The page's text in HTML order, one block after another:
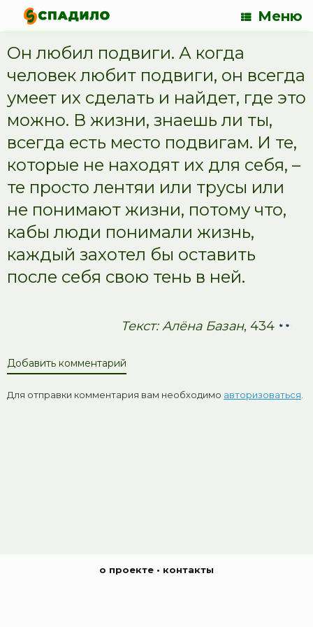
Меню
Он любил подвиги. А когда
человек любит подвиги, он всегда
умеет их сделать и найдет, где это
можно. В жизни, знаешь ли ты,
всегда есть место подвигам. И те,
которые не находят их для себя, –
те просто лентяи или трусы или
не понимают жизни, потому что,
кабы люди понимали жизнь,
каждый захотел бы оставить
после себя свою тень в ней.
Текст: Алёна Базан, 434
Добавить комментарий
Для отправки комментария вам необходимо авторизоваться
о проекте • контакты